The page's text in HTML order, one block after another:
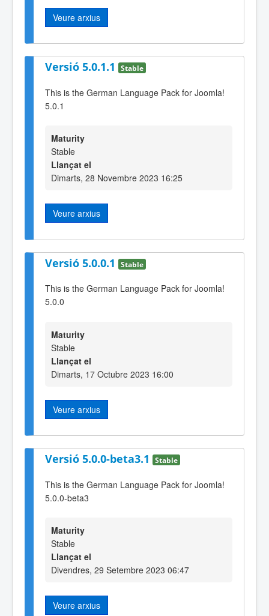
Veure arxius
Versió 5.0.1.1 Stable
This is the German Language Pack for Joomla!
5.0.1
Maturity
Stable
Llançat el
Dimarts, 28 Novembre 2023 16:25
Veure arxius
Versió 5.0.0.1 Stable
This is the German Language Pack for Joomla!
5.0.0
Maturity
Stable
Llançat el
Dimarts, 17 Octubre 2023 16:00
Veure arxius
Versió 5.0.0-beta3.1 Stable
This is the German Language Pack for Joomla!
5.0.0-beta3
Maturity
Stable
Llançat el
Divendres, 29 Setembre 2023 06:47
Veure arxius